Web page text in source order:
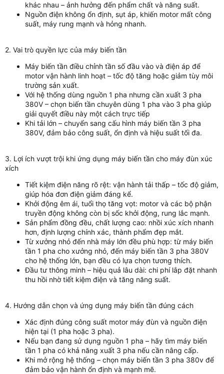
khác nhau – ảnh hưởng đến phẩm chất và năng suất.
Nguồn điện không ổn định, sụt áp, khiến motor mất công
suất, máy rung mạnh và hỏng nhanh.
2. Vai trò quyền lực của máy biến tần
Máy biến tần điều chỉnh tần số đầu vào và điện áp để
motor vận hành linh hoạt – tốc độ tăng hoặc giảm tùy môi
trường sản xuất.
Với hệ thống dùng nguồn 1 pha nhưng cần xuất 3 pha
380V – chọn biến tần chuyên dùng 1 pha vào 3 pha giúp
giải quyết điều này một cách trực tiếp
Khi tải lớn – chuyển sang cấu hình máy biến tần 3 pha
380V, đảm bảo công suất, ổn định và hiệu suất tối đa.
3. Lợi ích vượt trội khi ứng dụng máy biến tần cho máy đùn xúc
xích
Tiết kiệm điện năng rõ rệt: vận hành tải thấp – tốc độ giảm,
giúp hóa đơn điện giảm đáng kể.
Khởi động êm ái, tuổi thọ tăng vọt: motor và các bộ phận
truyền động không còn bị sốc khởi động, rung lắc mạnh.
Sản phẩm đồng đều, chất lượng cao: nhồi xúc xích nhanh
hơn, định lượng chính xác, thành phẩm đẹp mắt.
Từ xưởng nhỏ đến nhà máy lớn đều phù hợp: từ máy biến
tần 1 pha cho xưởng nhỏ, đến máy biến tần 3 pha 380V
cho hệ thống lớn, bạn đều có lựa chọn tương thích.
Đầu tư thông minh – hiệu quả lâu dài: chi phí lắp đặt nhanh
thu hồi nhờ tiết kiệm điện và tăng năng suất.
4. Hướng dẫn chọn và ứng dụng máy biến tần đúng cách
Xác định đúng công suất motor máy đùn và nguồn điện
hiện tại (1 pha hoặc 3 pha).
Nếu bạn đang sử dụng nguồn 1 pha – hãy tìm máy biến
tần 1 pha có khả năng xuất 3 pha nếu cần nâng cấp.
Khi mở rộng hệ thống – chọn máy biến tần 3 pha 380v để
đảm bảo vận hành ổn định và mạnh mẽ.